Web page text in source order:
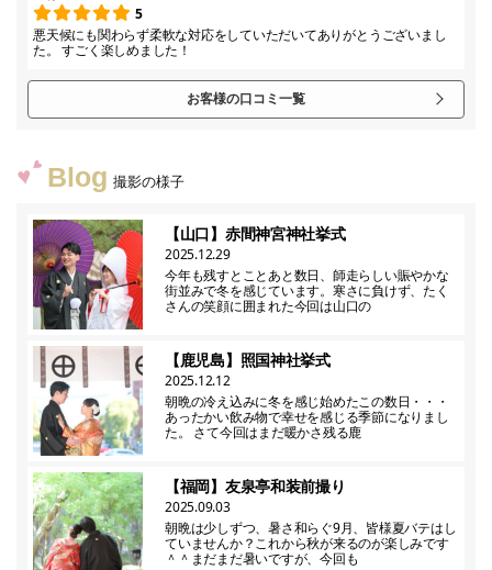
5
悪天候にも関わらず柔軟な対応をしていただいてありがとうございまし
た。 すごく楽しめました！
お客様の口コミ一覧
Blog 撮影の様子
【山口】赤間神宮神社挙式
2025.12.29
今年も残すとことあと数日、師走らしい賑やかな
街並みで冬を感じています。寒さに負けず、たく
さんの笑顔に囲まれた今回は山口の
【鹿児島】照国神社挙式
2025.12.12
朝晩の冷え込みに冬を感じ始めたこの数日・・・
あったかい飲み物で幸せを感じる季節になりまし
た。 さて今回はまだ暖かさ残る鹿
【福岡】友泉亭和装前撮り
2025.09.03
朝晩は少しずつ、暑さ和らぐ9月、皆様夏バテはし
ていませんか？これから秋が来るのが楽しみです
＾＾まだまだ暑いですが、今回も